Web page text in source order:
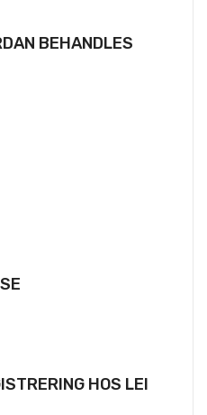
BEHANDLES
HOS LEI